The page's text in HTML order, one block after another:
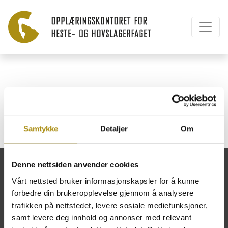
Samtykke Detaljer Om
Denne nettsiden anvender cookies
Vårt nettsted bruker informasjonskapsler for å kunne
forbedre din brukeropplevelse gjennom å analysere
trafikken på nettstedet, levere sosiale mediefunksjoner,
samt levere deg innhold og annonser med relevant
Opplæringskontoret for heste- og
hovslagerfaget